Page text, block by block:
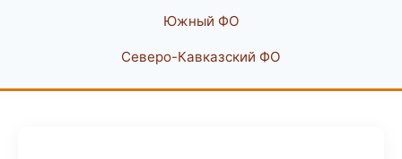
Южный ФО
Северо-Кавказский ФО